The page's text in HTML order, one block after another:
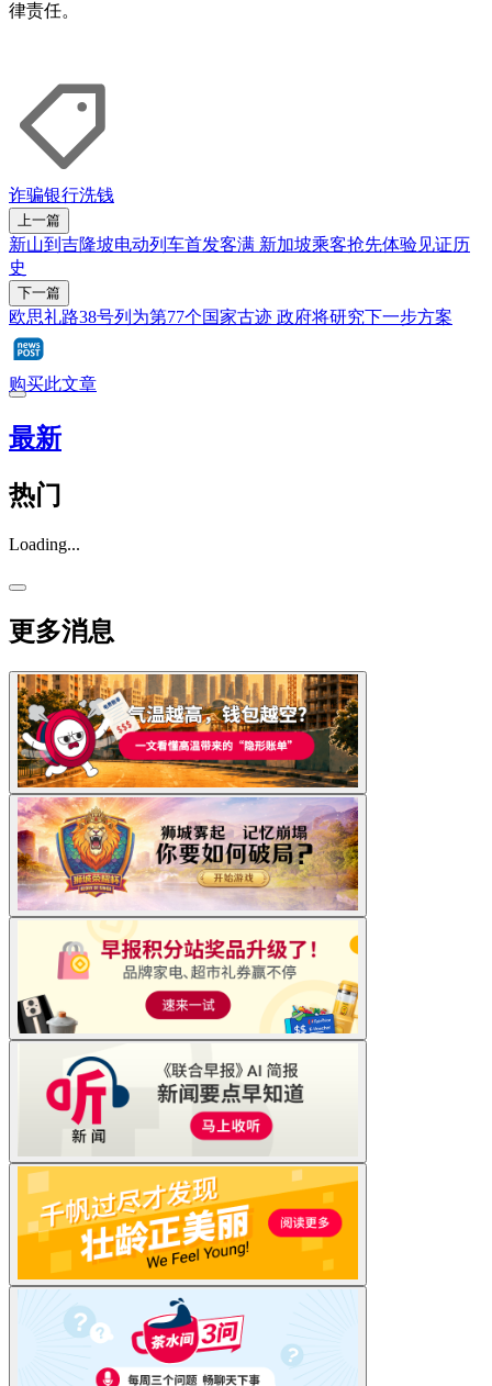
律责任。
诈骗银行洗钱
上一篇
新山到吉隆坡电动列车首发客满 新加坡乘客抢先体验见证历
史
下一篇
欧思礼路38号列为第77个国家古迹 政府将研究下一步方案
购买此文章
最新
热门
Loading...
更多消息